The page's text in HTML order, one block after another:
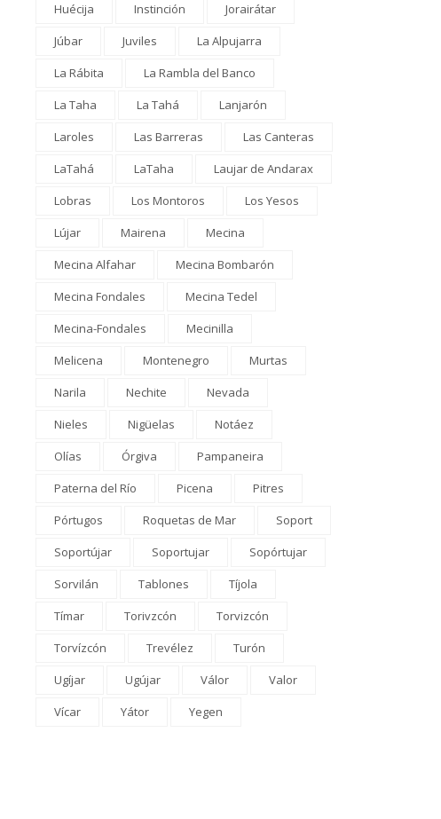
Huécija
Instinción
Jorairátar
Júbar
Juviles
La Alpujarra
La Rábita
La Rambla del Banco
La Taha
La Tahá
Lanjarón
Laroles
Las Barreras
Las Canteras
LaTahá
LaTaha
Laujar de Andarax
Lobras
Los Montoros
Los Yesos
Lújar
Mairena
Mecina
Mecina Alfahar
Mecina Bombarón
Mecina Fondales
Mecina Tedel
Mecina-Fondales
Mecinilla
Melicena
Montenegro
Murtas
Narila
Nechite
Nevada
Nieles
Nigüelas
Notáez
Olías
Órgiva
Pampaneira
Paterna del Río
Picena
Pitres
Pórtugos
Roquetas de Mar
Soport
Soportújar
Soportujar
Sopórtujar
Sorvilán
Tablones
Tíjola
Tímar
Torivzcón
Torvizcón
Torvízcón
Trevélez
Turón
Ugíjar
Ugújar Válor
Valor
Vícar
Yátor Yegen